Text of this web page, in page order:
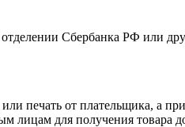
Сбербанка РФ или
печать от плательщика, а
для получения товара